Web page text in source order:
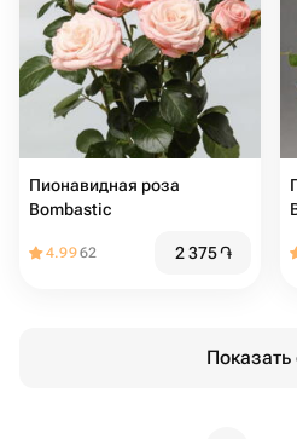
Пионавидная роза
Bombastic
4.9962 2 375֏